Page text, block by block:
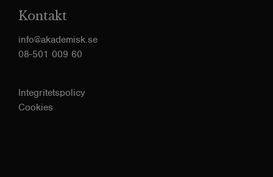
Kontakt
info@akademisk.se
08-501 009 60
Integritetspolicy
Cookies